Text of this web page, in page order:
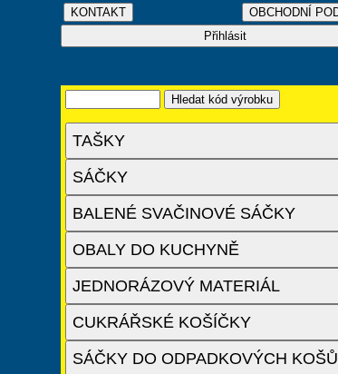
TAŠKY
SÁČKY
BALENÉ SVAČINOVÉ SÁČKY
OBALY DO KUCHYNĚ
JEDNORÁZOVÝ MATERIÁL
CUKRÁŘSKÉ KOŠÍČKY
SÁČKY DO ODPADKOVÝCH KOŠŮ